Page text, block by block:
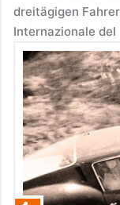
dreitägigen
Internazionale del